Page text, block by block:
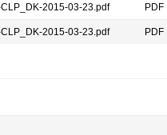
2015-03-23.pdf PDF
2015-03-23.pdf PDF